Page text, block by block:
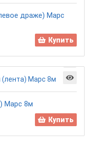
драже) Марс
Купить
Марс 8м
Купить